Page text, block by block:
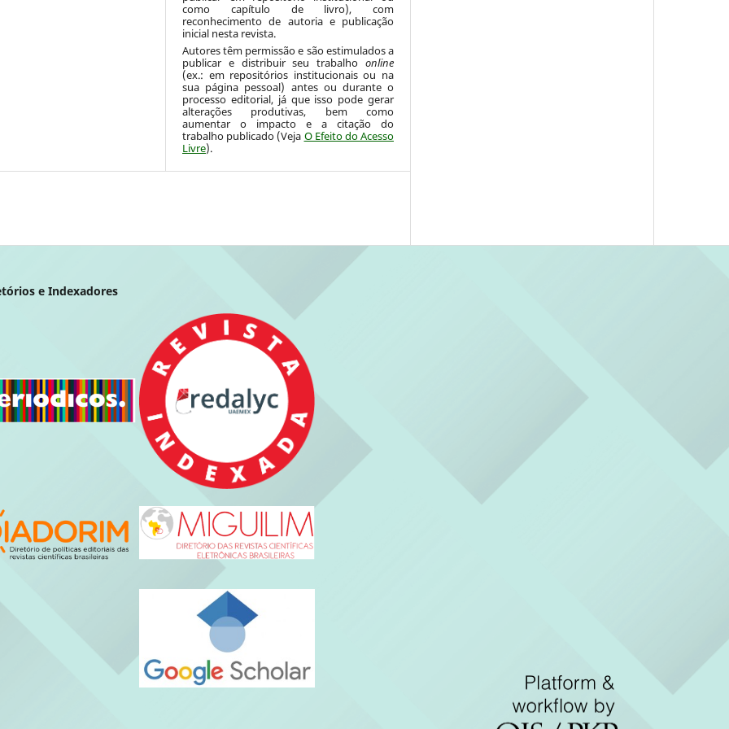
como capítulo de livro), com
reconhecimento de autoria e publicação
inicial nesta revista.
Autores têm permissão e são estimulados a
publicar e distribuir seu trabalho online
(ex.: em repositórios institucionais ou na
sua página pessoal) antes ou durante o
processo editorial, já que isso pode gerar
alterações produtivas, bem como
aumentar o impacto e a citação do
trabalho publicado (Veja O Efeito do Acesso
Livre).
e Indexadores